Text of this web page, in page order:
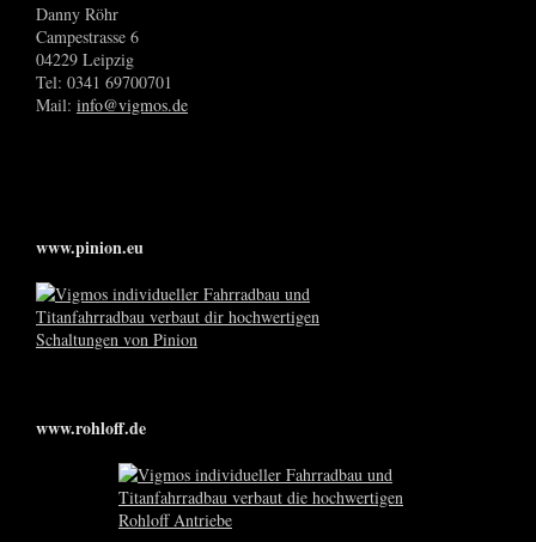
Danny Röhr
Campestrasse 6
04229 Leipzig
Tel: 0341 69700701
Mail: info@vigmos.de
www.pinion.eu
www.rohloff.de